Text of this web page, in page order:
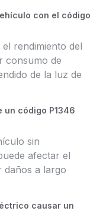
con el código
rendimiento del
consumo de
de la luz de
un código P1346
sin
afectar el
daños a largo
causar un